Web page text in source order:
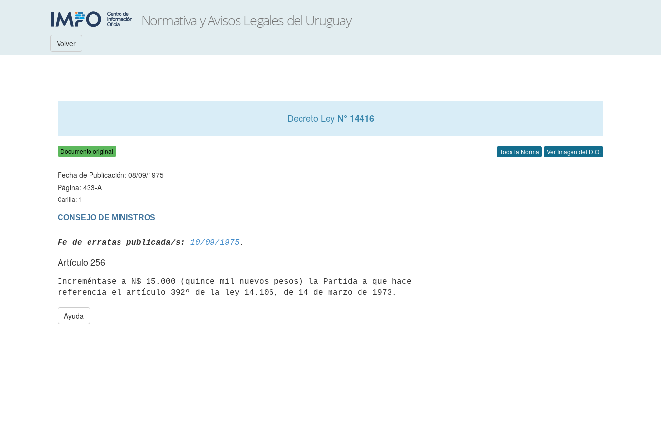
Volver
Decreto Ley N° 14416
Documento original Toda la Norma Ver Imagen del D.O.
Fecha de Publicación: 08/09/1975
Página: 433-A
Carilla: 1
CONSEJO DE MINISTROS
Fe de erratas publicada/s: 10/09/1975
Artículo 256
Increméntase a N$ 15.000 (quince mil nuevos pesos) la Partida a que hace
Ayuda